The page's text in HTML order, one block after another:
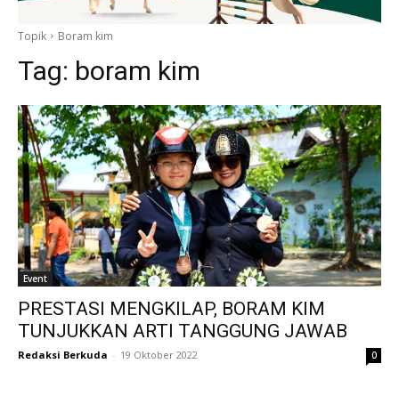
Topik Boram kim
Tag: boram kim
Event
PRESTASI MENGKILAP, BORAM KIM
TUNJUKKAN ARTI TANGGUNG JAWAB
Redaksi Berkuda - 19 Oktober 2022 0